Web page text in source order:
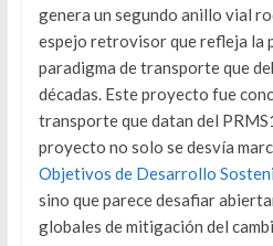
genera un segundo anillo vial
espejo retrovisor que refleja la
paradigma de transporte que
décadas. Este proyecto fue
transporte que datan del
proyecto no solo se desvía
Objetivos de Desarrollo
sino que parece desafiar
globales de mitigación del